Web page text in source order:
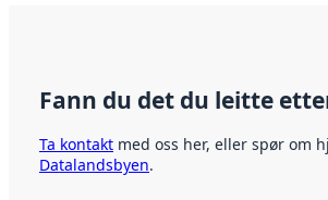
Fann du det du leitte
Ta kontakt med oss her, eller spør om
Datalandsbyen.